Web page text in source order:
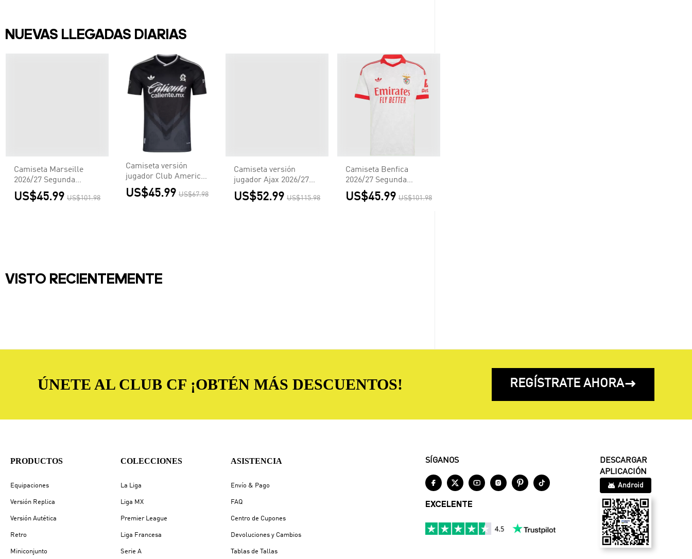
NUEVAS LLEGADAS DIARIAS
Camiseta Marseille
2026/27 Segunda
Equipación - Versión
Hincha
US$45.99 US$101.98
Camiseta versión
jugador Club America
Aguilas 2026/27
Segunda Equipación -
US$45.99 US$67.98
Camiseta versión
jugador Ajax 2026/27
Tercera Equipación -
Versión Jugador
US$52.99 US$115.98
Camiseta Benfica
2026/27 Segunda
Equipación - Versión
Hincha
US$45.99 US$101.98
VISTO RECIENTEMENTE
ÚNETE AL CLUB CF ¡OBTÉN MÁS DESCUENTOS! REGÍSTRATE AHORA
PRODUCTOS
Equipaciones
Versión Replica
Versión Autética
Retro
Miniconjunto
COLECCIONES
La Liga
Liga MX
Premier League
Liga Francesa
Serie A
ASISTENCIA
Envío & Pago
FAQ
Centro de Cupones
Devoluciones y Cambios
Tablas de Tallas
SÍGANOS
     
EXCELENTE
DESCARGAR
APLICACIÓN
Android